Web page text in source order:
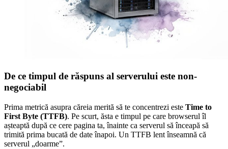
De ce timpul de răspuns al serverului este non-
negociabil
Prima metrică asupra căreia merită să te concentrezi este Time to
First Byte (TTFB). Pe scurt, ăsta e timpul pe care browserul îl
așteaptă după ce cere pagina ta, înainte ca serverul să înceapă să
trimită prima bucată de date înapoi. Un TTFB lent înseamnă că
serverul „doarme”.